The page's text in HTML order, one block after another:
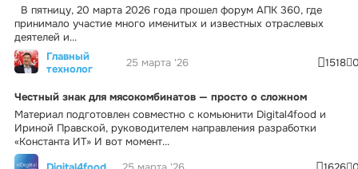
В пятницу, 20 марта 2026 года прошел форум АПК 360, где
принимало участие много именитых и известных отраслевых
деятелей и...
Главный
технолог
25 марта '26 1518
Честный знак для мясокомбинатов — просто о сложном
Материал подготовлен совместно с комьюнити Digital4food и
Ириной Правской, руководителем направления разработки
«Константа ИТ» И вот момент...